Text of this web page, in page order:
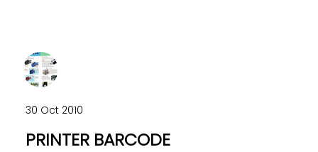
30 Oct 2010
PRINTER BARCODE